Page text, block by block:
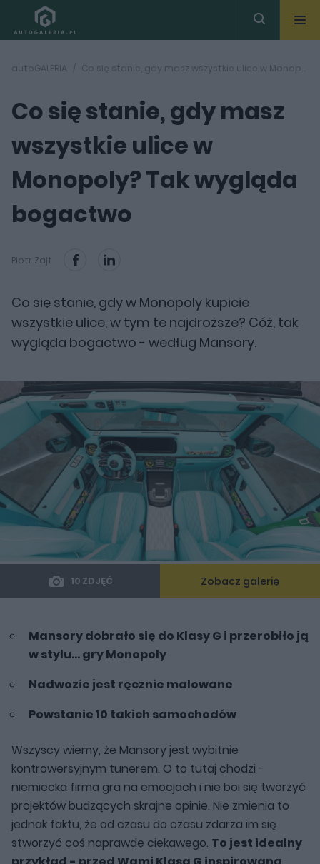
autoGALERIA Co się stanie, gdy masz wszystkie ulice w Monopoly? Tak wygląda bogactwo
Co się stanie, gdy masz
wszystkie ulice w
Monopoly? Tak wygląda
bogactwo
Piotr Zajt
Co się stanie, gdy w Monopoly kupicie
wszystkie ulice, w tym te najdroższe? Cóż, tak
wygląda bogactwo - według Mansory.
10 ZDJĘĆ Zobacz galerię
Mansory dobrało się do Klasy G i przerobiło ją
w stylu... gry Monopoly
Nadwozie jest ręcznie malowane
Powstanie 10 takich samochodów
Wszyscy wiemy, że Mansory jest wybitnie
kontrowersyjnym tunerem. O to tutaj chodzi -
niemiecka firma gra na emocjach i nie boi się tworzyć
projektów budzących skrajne opinie. Nie zmienia to
jednak faktu, że od czasu do czasu zdarza im się
stworzyć coś naprawdę ciekawego. To jest idealny